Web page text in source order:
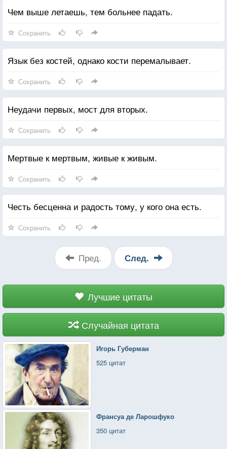
Чем выше летаешь, тем больнее падать.
Сохранить
Язык без костей, однако кости перемалывает.
Сохранить
Неудачи первых, мост для вторых.
Сохранить
Мертвые к мертвым, живые к живым.
Сохранить
Честь бесценна и радость тому, у кого она есть.
Сохранить
Пред. След.
Лучшие цитаты
Случайная цитата
Игорь Губерман
525 цитат
Франсуа де Ларошфуко
350 цитат